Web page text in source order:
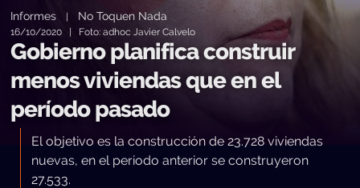
Informes No Toquen Nada
16/10/2020 | Foto: adhoc Javier Calvelo
Gobierno planifica construir
menos viviendas que en el
período pasado
El objetivo es la construcción de 23.728 viviendas
nuevas, en el periodo anterior se construyeron
27.533.